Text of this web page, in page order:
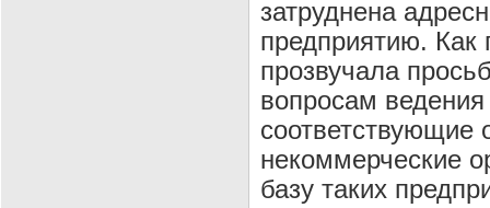
затруднена
предприятию. Как
прозвучала
вопросам
соответствующие
некоммерческие
базу таких